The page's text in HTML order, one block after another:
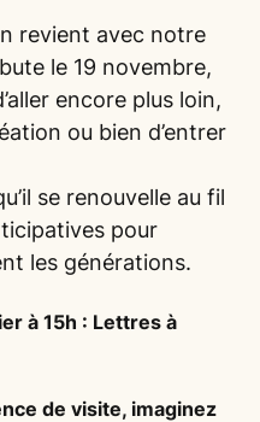
revient avec notre
le 19 novembre,
encore plus loin,
ou bien d’entrer
se renouvelle au fil
pour
les générations.
à 15h : Lettres à
de visite, imaginez